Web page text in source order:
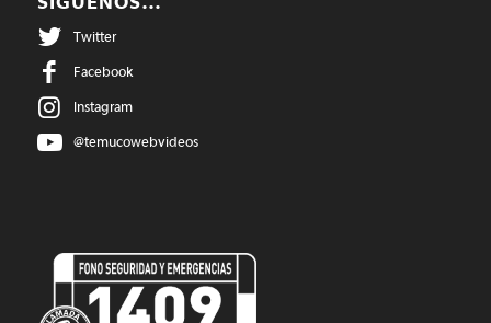
Twitter
Facebook
Instagram
@temucowebvideos